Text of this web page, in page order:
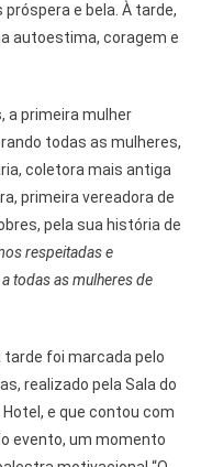
e bela. À tarde,
autoestima, coragem e
a primeira mulher
todas as mulheres,
coletora mais antiga
primeira vereadora de
pela sua história de
respeitadas e
todas as mulheres de
foi marcada pelo
realizado pela Sala do
e que contou com
evento, um momento